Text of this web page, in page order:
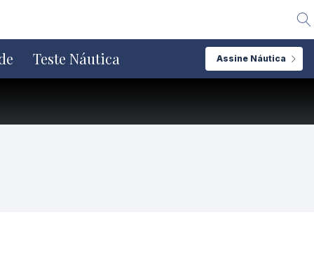
Teste Náutica Assine Náutica